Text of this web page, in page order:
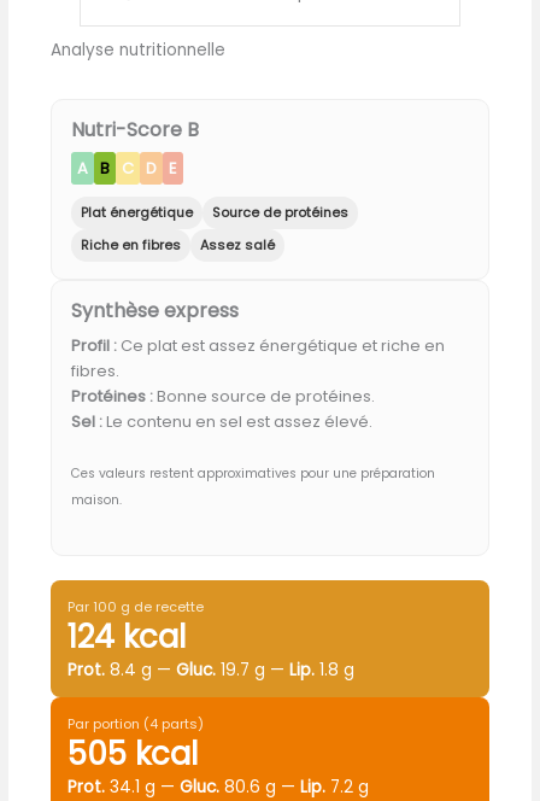
Analyse nutritionnelle
Nutri-Score B
A B C D E
Plat énergétique
Source de protéines
Riche en fibres
Assez salé
Synthèse express
Profil :Ce plat est assez énergétique et riche en
fibres.
Protéines :Bonne source de protéines.
Sel :Le contenu en sel est assez élevé.
Ces valeurs restent approximatives pour une préparation
maison.
Par 100 g de recette
124 kcal
Prot.8.4 g — Gluc.19.7 g — Lip.1.8 g
Par portion (4 parts)
505 kcal
Prot.34.1 g — Gluc.80.6 g — Lip.7.2 g